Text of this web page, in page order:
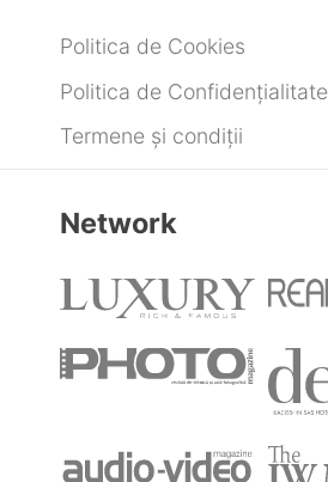
Politica de Cookies
Politica de Confidențialitate
Termene și condiții
Network